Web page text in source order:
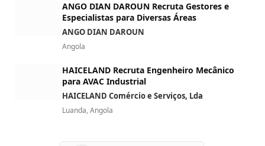
ANGO DIAN DAROUN Recruta Gestores e
Especialistas para Diversas Áreas
ANGO DIAN DAROUN
Angola
HAICELAND Recruta Engenheiro Mecânico
para AVAC Industrial
HAICELAND Comércio e Serviços, Lda
Luanda, Angola